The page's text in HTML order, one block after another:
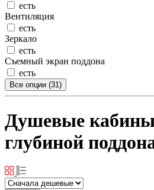
есть
Вентиляция
есть
Зеркало
есть
Съемный экран поддона
есть
Все опции (31)
Душевые
глубиной